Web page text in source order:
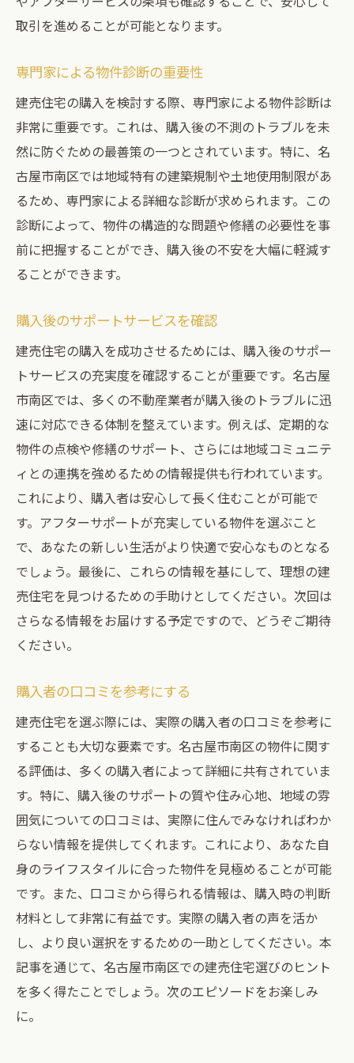
取引を進めることが可能となります。
専門家による物件診断の重要性
建売住宅の購入を検討する際、専門家による物件診断は
非常に重要です。これは、購入後の不測のトラブルを未
然に防ぐための最善策の一つとされています。特に、名
古屋市南区では地域特有の建築規制や土地使用制限があ
るため、専門家による詳細な診断が求められます。この
診断によって、物件の構造的な問題や修繕の必要性を事
前に把握することができ、購入後の不安を大幅に軽減す
ることができます。
購入後のサポートサービスを確認
建売住宅の購入を成功させるためには、購入後のサポー
トサービスの充実度を確認することが重要です。名古屋
市南区では、多くの不動産業者が購入後のトラブルに迅
速に対応できる体制を整えています。例えば、定期的な
物件の点検や修繕のサポート、さらには地域コミュニテ
ィとの連携を強めるための情報提供も行われています。
これにより、購入者は安心して長く住むことが可能で
す。アフターサポートが充実している物件を選ぶこと
で、あなたの新しい生活がより快適で安心なものとなる
でしょう。最後に、これらの情報を基にして、理想の建
売住宅を見つけるための手助けとしてください。次回は
さらなる情報をお届けする予定ですので、どうぞご期待
ください。
購入者の口コミを参考にする
建売住宅を選ぶ際には、実際の購入者の口コミを参考に
することも大切な要素です。名古屋市南区の物件に関す
る評価は、多くの購入者によって詳細に共有されていま
す。特に、購入後のサポートの質や住み心地、地域の雰
囲気についての口コミは、実際に住んでみなければわか
らない情報を提供してくれます。これにより、あなた自
身のライフスタイルに合った物件を見極めることが可能
です。また、口コミから得られる情報は、購入時の判断
材料として非常に有益です。実際の購入者の声を活か
し、より良い選択をするための一助としてください。本
記事を通じて、名古屋市南区での建売住宅選びのヒント
を多く得たことでしょう。次のエピソードをお楽しみ
に。